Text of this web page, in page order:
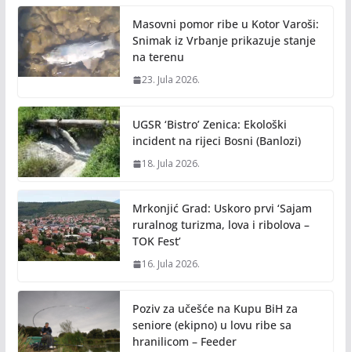
Masovni pomor ribe u Kotor Varoši:
Snimak iz Vrbanje prikazuje stanje
na terenu
23. Jula 2026.
UGSR ‘Bistro’ Zenica: Ekološki
incident na rijeci Bosni (Banlozi)
18. Jula 2026.
Mrkonjić Grad: Uskoro prvi ‘Sajam
ruralnog turizma, lova i ribolova –
TOK Fest’
16. Jula 2026.
Poziv za učešće na Kupu BiH za
seniore (ekipno) u lovu ribe sa
hranilicom – Feeder